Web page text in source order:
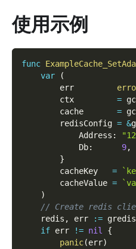
使用示例
func
var
(
        err
        ctx
=
        cache
=
        redisConfig
= &
            Address
:
            Db
: 9,
}
        cacheKey
=
        cacheValue
=
)
// Create redis
    redis
, err := gredis
if err != nil
{
panic(err)